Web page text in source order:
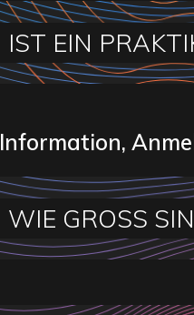
IST EIN
Information,
WIE GROSS